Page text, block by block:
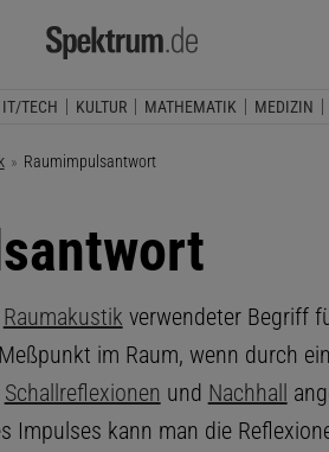
IT/TECH KULTUR MATHEMATIK MEDIZIN
Aktuelle Seite:
Raumimpulsantwort
Raumakustik verwendeter Begriff
im Raum, wenn durch
Schallreflexionen und Nachhall
Impulses kann man die